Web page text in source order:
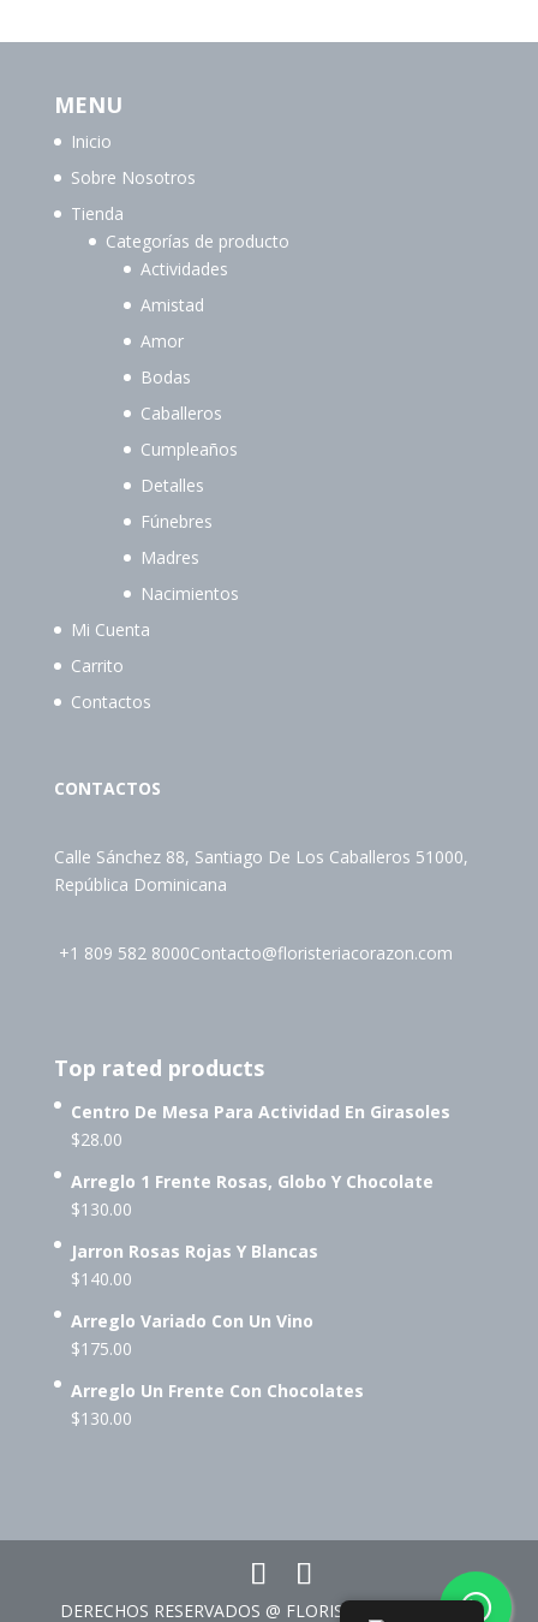
MENU
Inicio
Sobre Nosotros
Tienda
Categorías de producto
Actividades
Amistad
Amor
Bodas
Caballeros
Cumpleaños
Detalles
Fúnebres
Madres
Nacimientos
Mi Cuenta
Carrito
Contactos
CONTACTOS
Calle Sánchez 88, Santiago De Los Caballeros 51000,
República Dominicana
+1 809 582 8000Contacto@floristeriacorazon.com
Top rated products
Centro De Mesa Para Actividad En Girasoles
$28.00
Arreglo 1 Frente Rosas, Globo Y Chocolate
$130.00
Jarron Rosas Rojas Y Blancas
$140.00
Arreglo Variado Con Un Vino
$175.00
Arreglo Un Frente Con Chocolates
$130.00
DERECHOS RESERVADOS @ FLORISTERÍA CORAZÓN